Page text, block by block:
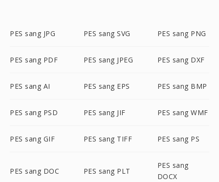
PES sang JPG PES sang SVG PES sang PNG
PES sang PDF PES sang JPEG PES sang DXF
PES sang AI PES sang EPS PES sang BMP
PES sang PSD PES sang JIF PES sang WMF
PES sang GIF PES sang TIFF PES sang PS
PES sang DOC PES sang PLT
PES sang
DOCX